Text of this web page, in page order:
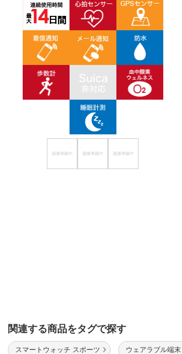
関連する商品をタグで探す
スマートウォッチ スポーツ ウェアラブル端